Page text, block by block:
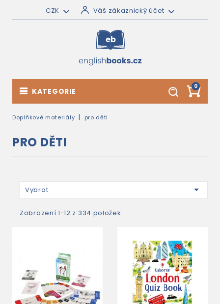
CZK Váš zákaznický účet
0
KATEGORIE
Doplňkové materiály pro děti
PRO DĚTI
Vybrat 
Zobrazení 1-12 z 334 položek